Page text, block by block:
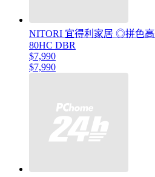
NITORI 宜得利家居 ◎拼色
80HC DBR
$7,990
$7,990